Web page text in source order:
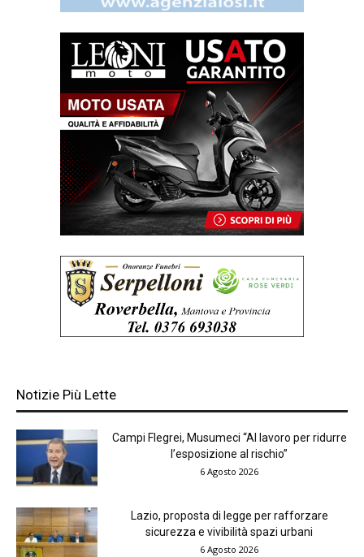
Notizie Più Lette
Campi Flegrei, Musumeci “Al lavoro per ridurre
l’esposizione al rischio”
6 Agosto 2026
Lazio, proposta di legge per rafforzare
sicurezza e vivibilità spazi urbani
6 Agosto 2026